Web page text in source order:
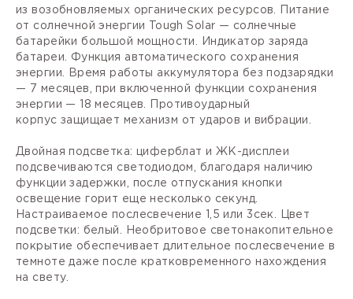
из возобновляемых органических ресурсов. Питание
от солнечной энергии Tough Solar — солнечные
батарейки большой мощности. Индикатор заряда
батареи. Функция автоматического сохранения
энергии. Время работы аккумулятора без подзарядки
— 7 месяцев, при включенной функции сохранения
энергии — 18 месяцев.
Противоударный
корпус защищает механизм от ударов и вибрации.
Двойная подcветка: циферблат и ЖК-дисплеи
подсвечиваются светодиодом, благодаря наличию
функции задержки, после отпускания кнопки
освещение горит еще несколько секунд.
Настраиваемое послесвечение 1,5 или 3сек. Цвет
подсветки: белый. Необритовое светонакопительное
покрытие обеспечивает длительное послесвечение в
темноте даже после кратковременного нахождения
на свету.